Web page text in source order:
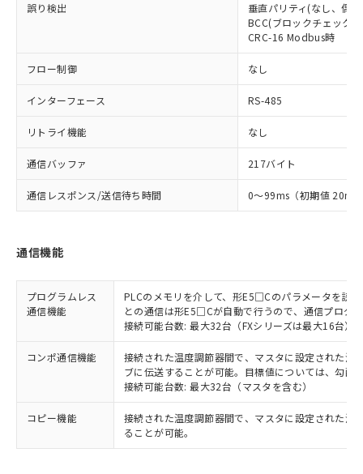
誤り検出
垂直パリティ(なし、偶
BCC(ブロックチェック
CRC-16 Modbus時
フロー制御 なし
インターフェース RS-485
リトライ機能 なし
通信バッファ 217バイト
通信レスポンス/送信待ち時間 0～99ms（初期値 20ms
通信機能
プログラムレス
通信機能
PLCのメモリを介して、形E5□Cのパラメータを読
との通信は形E5□Cが自動で行うので、通信プログ
接続可能台数: 最大32台（FXシリーズは最大16台）
コンポ通信機能
接続された温度調節器間で、マスタに設定された温
ブに伝送することが可能。目標値については、勾配
接続可能台数: 最大32台（マスタを含む）
コピー機能
接続された温度調節器間で、マスタに設定された温
ることが可能。